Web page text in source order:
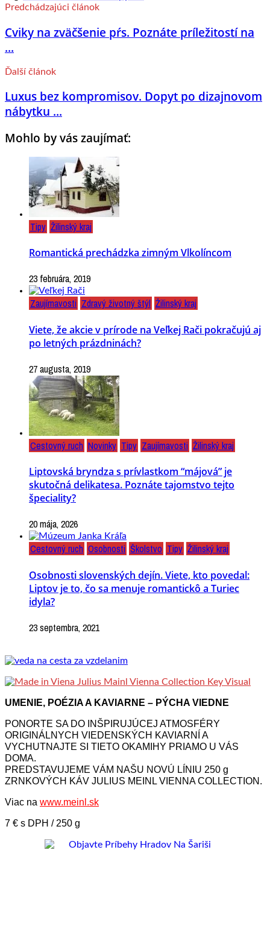
Predchádzajúci článok
Cviky na zväčšenie pŕs. Poznáte príležitostí na
...
Ďalší článok
Luxus bez kompromisov. Dopyt po dizajnovom
nábytku ...
Mohlo by vás zaujímať:
Tipy Žilinský kraj
Romantická prechádzka zimným Vlkolíncom
23 februára, 2019
Zaujímavosti Zdravý životný štýl Žilinský kraj
Viete, že akcie v prírode na Veľkej Rači pokračujú aj
po letných prázdninách?
27 augusta, 2019
Cestovný ruch Novinky Tipy Zaujímavosti Žilinský kraj
Liptovská bryndza s prívlastkom “májová” je
skutočná delikatesa. Poznáte tajomstvo tejto
špeciality?
20 mája, 2026
Cestovný ruch Osobnosti Školstvo Tipy Žilinský kraj
Osobnosti slovenských dejín. Viete, kto povedal:
Liptov je to, čo sa menuje romantickô a Turiec
idyla?
23 septembra, 2021
UMENIE, POÉZIA A KAVIARNE – PÝCHA VIEDNE
PONORTE SA DO INŠPIRUJÚCEJ ATMOSFÉRY
ORIGINÁLNYCH VIEDENSKÝCH KAVIARNÍ A
VYCHUTNAJTE SI TIETO OKAMIHY PRIAMO U VÁS
DOMA.
PREDSTAVUJEME VÁM NAŠU NOVÚ LÍNIU 250 g
ZRNKOVÝCH KÁV JULIUS MEINL VIENNA COLLECTION.
Viac na www.meinl.sk
7 € s DPH / 250 g